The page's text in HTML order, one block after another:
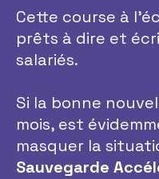
Cette course à
prêts à dire et
salariés.
Si la bonne
mois, est
masquer la
Sauvegarde